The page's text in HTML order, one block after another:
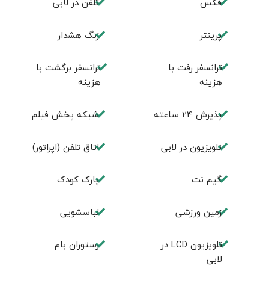
پرینتر زنگ هشدار
ترانسفر رفت با
هزینه
ترانسفر برگشت با
هزینه
پذیرش 24 ساعته شبکه پخش فیلم
تلویزیون در لابی اتاق تلفن (اپراتور)
گیم نت پارک کودک
زمین ورزشی لباسشویی
تلويزيون LCD در
لابی
رستوران بام